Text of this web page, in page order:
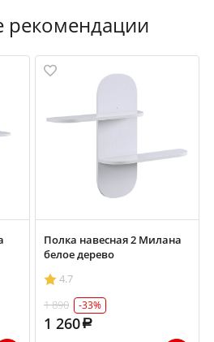
рекомендации
Полка навесная 2 Милана
белое дерево
4.7
1 890
-33%
1 260